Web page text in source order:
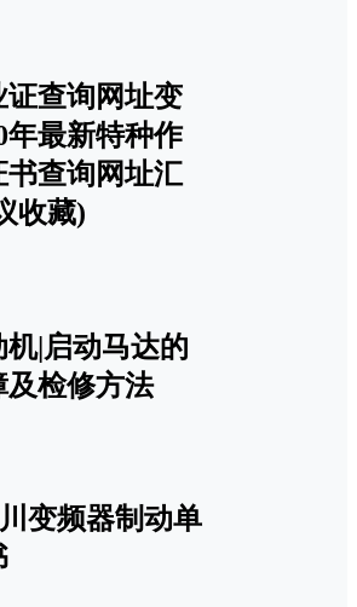
证查询网址变
年最新特种作
书查询网址汇
收藏)
|启动马达的
及检修方法
变频器制动单